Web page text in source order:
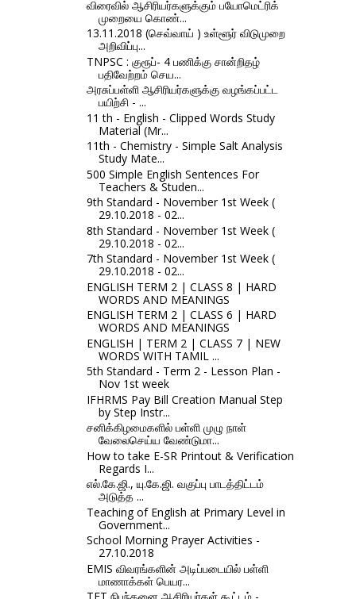
விரைவில் ஆசிரியர்களுக்கும் பயோமெட்ரிக்
முறையை கொண்...
13.11.2018 (செவ்வாய் ) உள்ளூர் விடுமுறை
அறிவிப்பு...
TNPSC : குரூப்- 4 பணிக்கு சான்றிதழ்
பதிவேற்றம் செய...
அரசுப்பள்ளி ஆசிரியர்களுக்கு வழங்கப்பட்ட
பயிற்சி - ...
11 th - English - Clipped Words Study
Material (Mr...
11th - Chemistry - Simple Salt Analysis
Study Mate...
500 Simple English Sentences For
Teachers & Studen...
9th Standard - November 1st Week (
29.10.2018 - 02...
8th Standard - November 1st Week (
29.10.2018 - 02...
7th Standard - November 1st Week (
29.10.2018 - 02...
ENGLISH TERM 2 | CLASS 8 | HARD
WORDS AND MEANINGS
ENGLISH TERM 2 | CLASS 6 | HARD
WORDS AND MEANINGS
ENGLISH | TERM 2 | CLASS 7 | NEW
WORDS WITH TAMIL ...
5th Standard - Term 2 - Lesson Plan -
Nov 1st week
IFHRMS Pay Bill Creation Manual Step
by Step Instr...
சனிக்கிழமைகளில் பள்ளி முழு நாள்
வேலைசெய்ய வேண்டுமா...
How to take E-SR Printout & Verification
Regards I...
எல்.கே.ஜி., யு.கே.ஜி. வகுப்பு பாடத்திட்டம்
அடுத்த ...
Teaching of English at Primary Level in
Government...
School Morning Prayer Activities -
27.10.2018
EMIS விவரங்களின் அடிப்படையில் பள்ளி
மாணாக்கள் பெயர...